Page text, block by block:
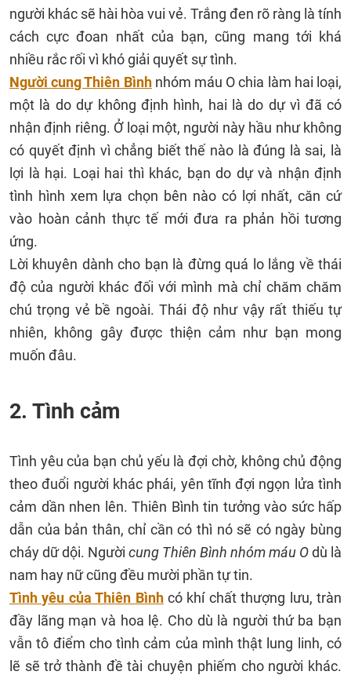
người khác sẽ hài hòa vui vẻ. Trắng đen rõ ràng là tính
cách cực đoan nhất của bạn, cũng mang tới khá
nhiều rắc rối vì khó giải quyết sự tình.
Người cung Thiên Bìnhnhóm máu O chia làm hai loại,
một là do dự không định hình, hai là do dự vì đã có
nhận định riêng. Ở loại một, người này hầu như không
có quyết định vì chẳng biết thế nào là đúng là sai, là
lợi là hại. Loại hai thì khác, bạn do dự và nhận định
tình hình xem lựa chọn bên nào có lợi nhất, căn cứ
vào hoàn cảnh thực tế mới đưa ra phản hồi tương
ứng.
Lời khuyên dành cho bạn là đừng quá lo lắng về thái
độ của người khác đối với mình mà chỉ chăm chăm
chú trọng vẻ bề ngoài. Thái độ như vậy rất thiếu tự
nhiên, không gây được thiện cảm như bạn mong
muốn đâu.
2. Tình cảm
Tình yêu của bạn chủ yếu là đợi chờ, không chủ động
theo đuổi người khác phái, yên tĩnh đợi ngọn lửa tình
cảm dần nhen lên. Thiên Bình tin tưởng vào sức hấp
dẫn của bản thân, chỉ cần có thì nó sẽ có ngày bùng
cháy dữ dội. Người cung Thiên Bình nhóm máu Odù là
nam hay nữ cũng đều mười phần tự tin.
Tình yêu của Thiên Bìnhcó khí chất thượng lưu, tràn
đầy lãng mạn và hoa lệ. Cho dù là người thứ ba bạn
vẫn tô điểm cho tình cảm của mình thật lung linh, có
lẽ sẽ trở thành đề tài chuyện phiếm cho người khác.